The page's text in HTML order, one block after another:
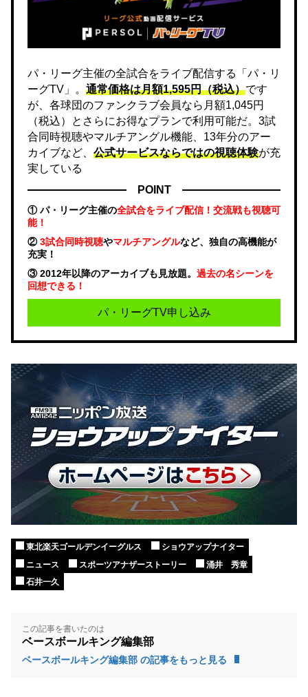
パ・リーグ主催の全試合をライブ配信する「パ・リ
ーグTV」。 通常価格は月額1,595円（税込）です
が、各球団のファンクラブ会員なら月額1,045円
（税込）とさらにお得なプランで利用可能だ。3試
合同時視聴やマルチアングル機能、13年分のアー
カイブなど、 公式サービスならではの視聴体験が充
実している
POINT
① パ・リーグ主催の全試合をライブ配信！交流戦も視聴可
能！
②3試合同時視聴やマルチアングルなど、独自の高機能が
充実！
③ 2012年以降のアーカイブも見放題。 過去の名シーンを
回想できる！
パ・リーグTV申し込み
東北楽天ゴールデンイーグルス
ショウアップナイター
ニュース
スポーツアナザーストーリー
涌井 秀章
石井一久
この記事を書いたのは
ベースボールキング編集部
ベースボールキング編集部 の記事をもっと見る